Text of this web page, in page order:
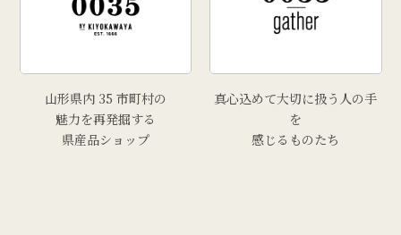
山形県内 35 市町村の
魅力を再発掘する
県産品ショップ
真心込めて大切に扱う人の手
を
感じるものたち